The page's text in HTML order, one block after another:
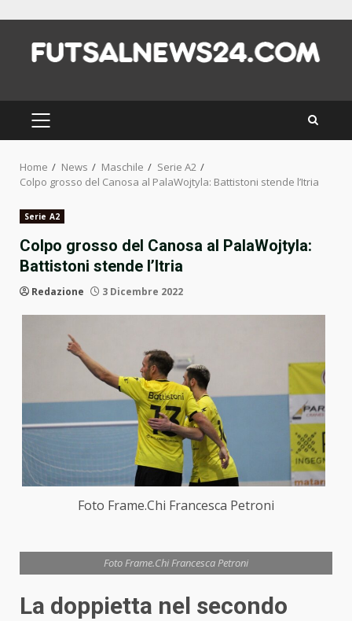
content
PRIMARY
MENU
Home News Maschile
Serie A2
Colpo grosso del Canosa al PalaWojtyla: Battistoni stende l’Itria
Serie A2
Colpo grosso del Canosa al PalaWojtyla:
Battistoni stende l’Itria
Redazione 3 Dicembre 2022
Foto Frame.Chi Francesca Petroni
Foto Frame.Chi Francesca Petroni
La doppietta nel secondo